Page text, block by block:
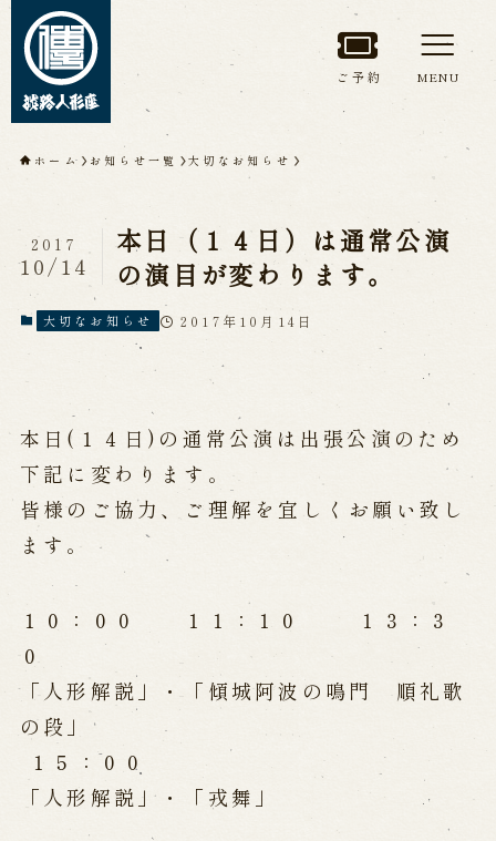
トップページ
淡路人形座について
淡路人形座とは
座員紹介
人間国宝 故鶴澤友路師匠
淡路人形座の成り立ち
淡路人形座で研修した人々
淡路人形浄瑠璃を受け継いで
公演情報
公演カレンダー
開催中の公演
近日開催の公演
出張公演
海外旅行客向け特別公演「くにうみ」
歴史
ご予約 MENU
ホーム お知らせ一覧 大切なお知らせ
本日（１４日）は通常公演
の演目が変わります。
2017
10/14
大切なお知らせ 2017年10月14日
本日(１４日)の通常公演は出張公演のため
下記に変わります。
皆様のご協力、ご理解を宜しくお願い致し
ます。
１０：００ １１：１０ １３：３
０
「人形解説」・「傾城阿波の鳴門 順礼歌
の段」
１５：００
「人形解説」・「戎舞」